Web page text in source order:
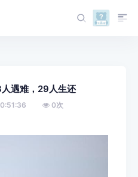
遇难，29人生还
0次